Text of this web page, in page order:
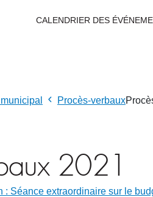
CALENDRIER DES
Procès-verbaux
2021
: Séance extraordinaire sur le